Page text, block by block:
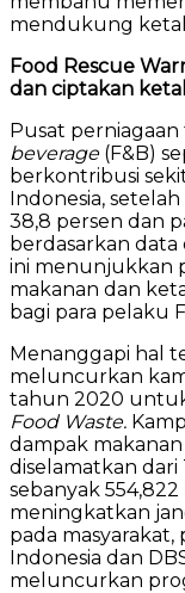
mendukung
Food Rescue
dan ciptakan
Pusat
beverage(F&B)
berkontribusi
Indonesia,
38,8 persen dan
berdasarkan data
ini menunjukkan
makanan dan
bagi para pelaku
Menanggapi hal
meluncurkan
tahun 2020
Food Waste.
dampak makanan
diselamatkan
sebanyak
meningkatkan
pada masyarakat,
Indonesia dan
meluncurkan